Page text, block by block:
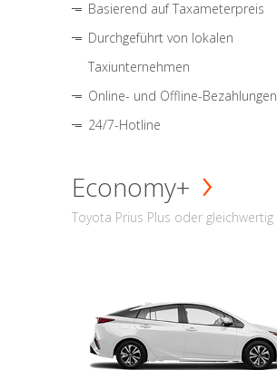
Basierend auf Taxameterpreis
Durchgeführt von lokalen
Taxiunternehmen
Online- und Offline-Bezahlungen
24/7-Hotline
Economy+
Toyota Prius Plus oder gleichwertig